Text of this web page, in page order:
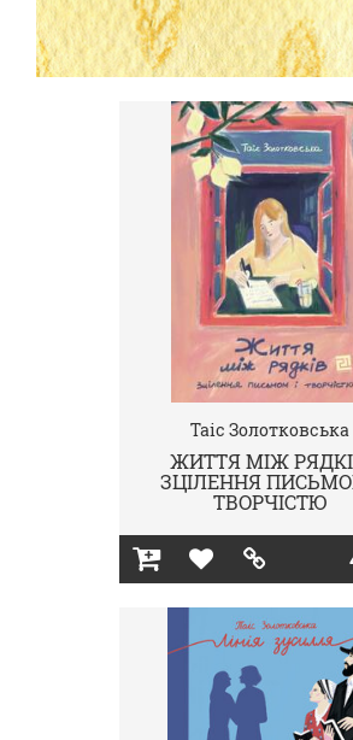
Таіс Золотковська
ЖИТТЯ МІЖ
ЗЦІЛЕННЯ
ТВОРЧІСТЮ